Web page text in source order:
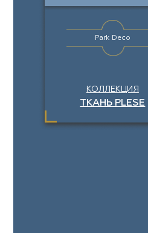
Park Deco
КОЛЛЕКЦИЯ
ТКАНЬ PLESE